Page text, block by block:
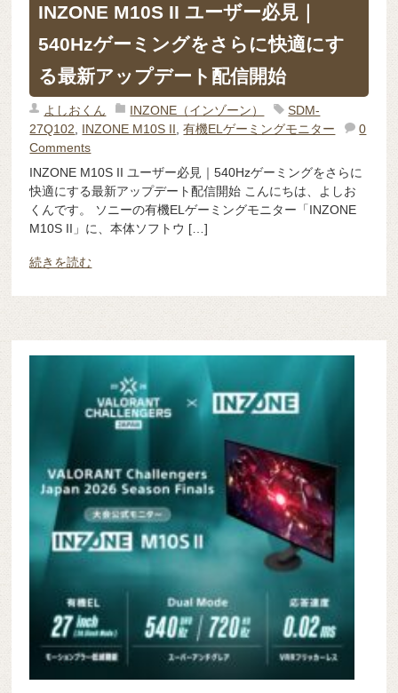
INZONE M10S II ユーザー必見｜
540Hzゲーミングをさらに快適にす
る最新アップデート配信開始
よしおくん INZONE（インゾーン）
SDM-
27Q102
INZONE M10S II ,有機ELゲーミングモニター
0
Comments
INZONE M10S II ユーザー必見｜540Hzゲーミングをさらに
快適にする最新アップデート配信開始 こんにちは、よしお
くんです。 ソニーの有機ELゲーミングモニター「INZONE
M10S II」に、本体ソフトウ […]
続きを読む